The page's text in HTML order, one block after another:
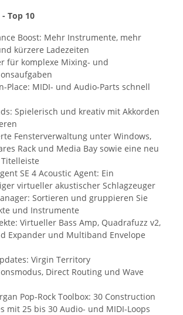
Top 10
Boost: Mehr Instrumente, mehr
kürzere Ladezeiten
für komplexe Mixing- und
Place: MIDI- und Audio-Parts schnell
Spielerisch und kreativ mit Akkorden
Fensterverwaltung unter Windows,
Rack und Media Bay sowie eine neu
SE 4 Acoustic Agent: Ein
virtueller akustischer Schlagzeuger
Sortieren und gruppieren Sie
und Instrumente
Virtueller Bass Amp, Quadrafuzz v2,
Expander und Multiband Envelope
Virgin Territory
Direct Routing und Wave
Pop-Rock Toolbox: 30 Construction
mit 25 bis 30 Audio- und MIDI-Loops